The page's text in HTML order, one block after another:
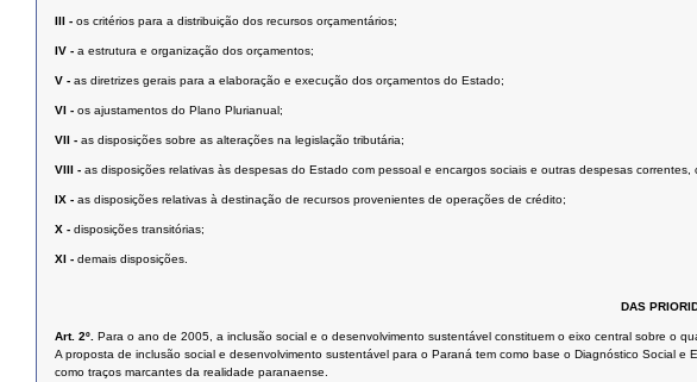
III - os critérios para a distribuição dos recursos orçamentários;
IV - a estrutura e organização dos orçamentos;
V - as diretrizes gerais para a elaboração e execução dos orçamentos do Estado;
VI - os ajustamentos do Plano Plurianual;
VII - as disposições sobre as alterações na legislação tributária;
VIII - as disposições relativas às despesas do Estado com pessoal e encargos sociais e outras despesas
IX - as disposições relativas à destinação de recursos provenientes de operações de crédito;
X - disposições transitórias;
XI - demais disposições.
DAS
Art. 2º. Para o ano de 2005, a inclusão social e o desenvolvimento sustentável constituem o eixo central sobre o
A proposta de inclusão social e desenvolvimento sustentável para o Paraná tem como base o Diagnóstico Social
como traços marcantes da realidade paranaense.